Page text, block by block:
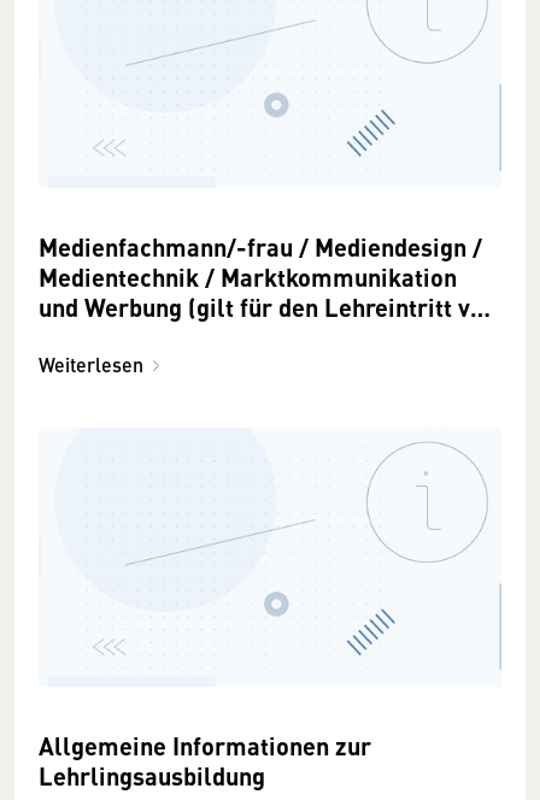
Medienfachmann/-frau / Mediendesign /
Medientechnik / Marktkommunikation
und Werbung (gilt für den Lehreintritt vor
Weiterlesen
Allgemeine Informationen zur
Lehrlingsausbildung